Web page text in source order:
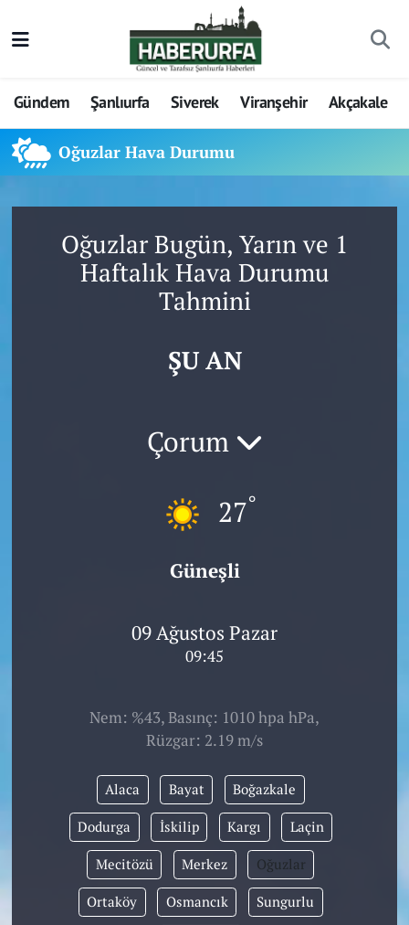
Gündem Şanlıurfa Siverek Viranşehir Akçakale
Oğuzlar Hava Durumu
Oğuzlar Bugün, Yarın ve 1
Haftalık Hava Durumu
Tahmini
ŞU AN
Çorum
27°
Güneşli
09 Ağustos Pazar
09:45
Nem: %43, Basınç: 1010 hpa hPa,
Rüzgar: 2.19 m/s
Alaca Bayat Boğazkale
Dodurga İskilip Kargı Laçin
Mecitözü Merkez Oğuzlar
Ortaköy Osmancık Sungurlu